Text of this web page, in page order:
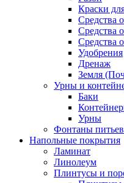
Краски
Средства
Средства
Средства
Удобрения
Дренаж
Земля
Урны и
Баки
Урны
Фонтаны
Напольные покрытия
Ламинат
Линолеум
Плинтусы и